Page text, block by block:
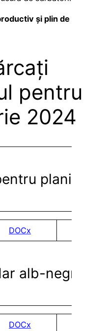
și plin de
pentru
2024
DOCx
alb-negru
DOCx